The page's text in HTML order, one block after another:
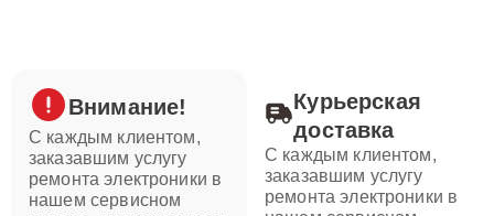
Внимание!
С каждым клиентом,
заказавшим услугу
ремонта электроники в
нашем сервисном
Курьерская
доставка
С каждым клиентом,
заказавшим услугу
ремонта электроники в